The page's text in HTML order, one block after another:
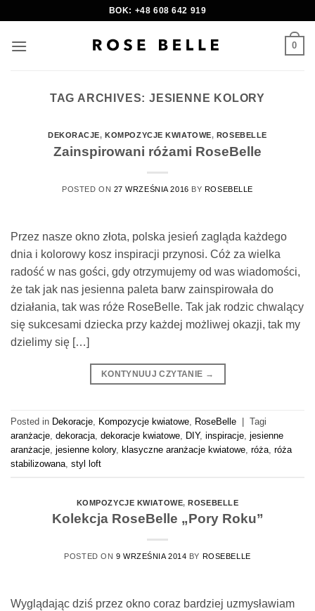
content
BOK: +48 608 642 919
0
TAG ARCHIVES:JESIENNE KOLORY
DEKORACJE,KOMPOZYCJE KWIATOWE, ROSEBELLE
Zainspirowani różami RoseBelle
POSTED ON 27 WRZEŚNIA 2016 BY ROSEBELLE
Przez nasze okno złota, polska jesień zagląda każdego
dnia i kolorowy kosz inspiracji przynosi. Cóż za wielka
radość w nas gości, gdy otrzymujemy od was wiadomości,
że tak jak nas jesienna paleta barw zainspirowała do
działania, tak was róże RoseBelle. Tak jak rodzic chwalący
się sukcesami dziecka przy każdej możliwej okazji, tak my
dzielimy się […]
KONTYNUUJ CZYTANIE →
Posted in Dekoracje Kompozycje kwiatowe RoseBelle
Tagi
aranżacje dekoracja dekoracje kwiatowe DIY, inspiracje jesienne
aranżacje jesienne kolory, klasyczne aranżacje kwiatowe róża róża
stabilizowana styl loft
KOMPOZYCJE KWIATOWE,ROSEBELLE
Kolekcja RoseBelle „Pory Roku”
POSTED ON 9 WRZEŚNIA 2014 BY ROSEBELLE
Wyglądając dziś przez okno coraz bardziej uzmysławiam